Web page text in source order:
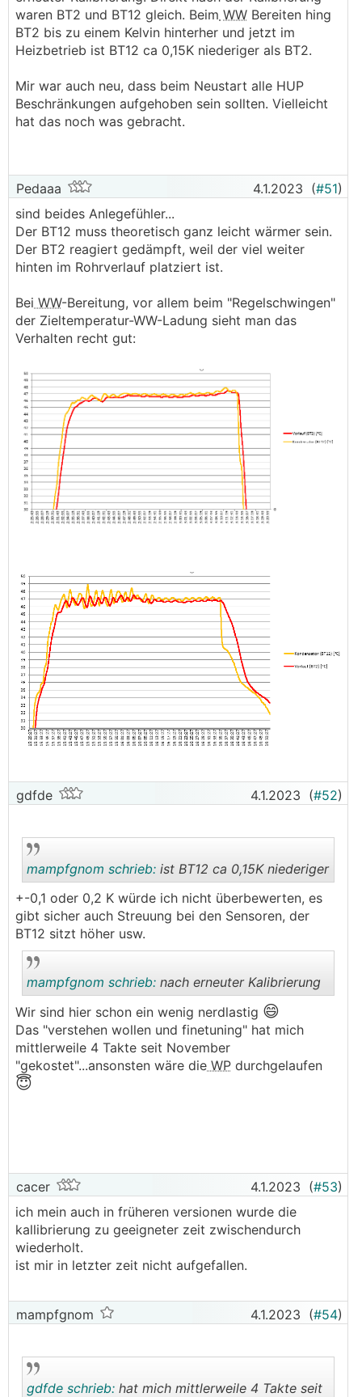
waren BT2 und BT12 gleich. Beim WW Bereiten hing
BT2 bis zu einem Kelvin hinterher und jetzt im
Heizbetrieb ist BT12 ca 0,15K niederiger als BT2.
Mir war auch neu, dass beim Neustart alle HUP
Beschränkungen aufgehoben sein sollten. Vielleicht
hat das noch was gebracht.
Pedaaa 4.1.2023 (#51)
sind beides Anlegefühler...
Der BT12 muss theoretisch ganz leicht wärmer sein.
Der BT2 reagiert gedämpft, weil der viel weiter
hinten im Rohrverlauf platziert ist.
Bei WW-Bereitung, vor allem beim "Regelschwingen"
der Zieltemperatur-WW-Ladung sieht man das
Verhalten recht gut:
gdfde 4.1.2023 (#52)
mampfgnom schrieb: ist BT12 ca 0,15K niederiger
+-0,1 oder 0,2 K würde ich nicht überbewerten, es
gibt sicher auch Streuung bei den Sensoren, der
BT12 sitzt höher usw.
.
mampfgnom schrieb: nach erneuter Kalibrierung
Wir sind hier schon ein wenig nerdlastig 😄
Das "verstehen wollen und finetuning" hat mich
mittlerweile 4 Takte seit November
"gekostet"...ansonsten wäre die WP durchgelaufen
😇
cacer 4.1.2023 (#53)
ich mein auch in früheren versionen wurde die
kallibrierung zu geeigneter zeit zwischendurch
wiederholt.
ist mir in letzter zeit nicht aufgefallen.
mampfgnom 4.1.2023 (#54)
gdfde schrieb: hat mich mittlerweile 4 Takte seit